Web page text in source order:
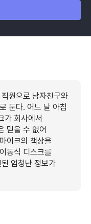
원으로 남자친구와
둔다. 어느 날 아침
가 회사에서
믿을 수 없어
이크의 책상을
동식 디스크를
엄청난 정보가